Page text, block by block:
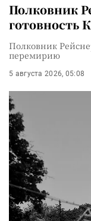
Полковник
готовность
Полковник
перемирию
5 августа 2026, 05:08